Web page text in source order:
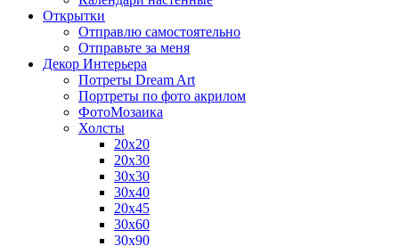
Открытки
Отправлю самостоятельно
Отправьте за меня
Декор Интерьера
Потреты Dream Art
Портреты по фото акрилом
ФотоМозаика
Холсты
20х20
20х30
30х30
30х40
20х45
30х60
30х90